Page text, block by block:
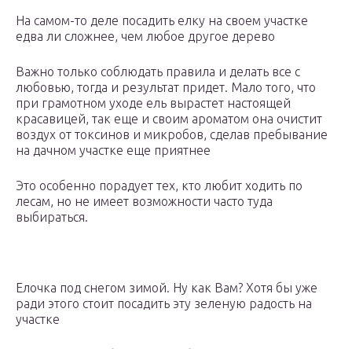
На самом-то деле посадить елку на своем участке
едва ли сложнее, чем любое другое дерево
Важно только соблюдать правила и делать все с
любовью, тогда и результат придет. Мало того, что
при грамотном уходе ель вырастет настоящей
красавицей, так еще и своим ароматом она очистит
воздух от токсинов и микробов, сделав пребывание
на дачном участке еще приятнее
Это особенно порадует тех, кто любит ходить по
лесам, но не имеет возможности часто туда
выбираться.
Елочка под снегом зимой. Ну как Вам? Хотя бы уже
ради этого стоит посадить эту зеленую радость на
участке